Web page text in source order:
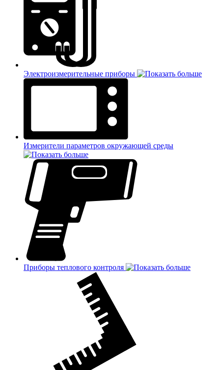
Электроизмерительные приборы
Измерители параметров окружающей среды
Приборы теплового контроля